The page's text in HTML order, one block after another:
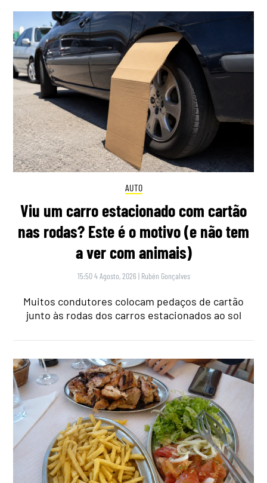
AUTO
Viu um carro estacionado com cartão
nas rodas? Este é o motivo (e não tem
a ver com animais)
15:50 4 Agosto, 2026 | Rubén Gonçalves
Muitos condutores colocam pedaços de cartão
junto às rodas dos carros estacionados ao sol